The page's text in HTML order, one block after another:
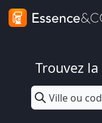
Trouvez